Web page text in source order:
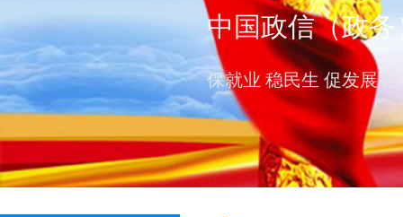
中国政信（政
保就业 稳民生 促发展